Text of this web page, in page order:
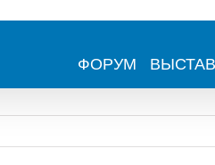
ФОРУМ